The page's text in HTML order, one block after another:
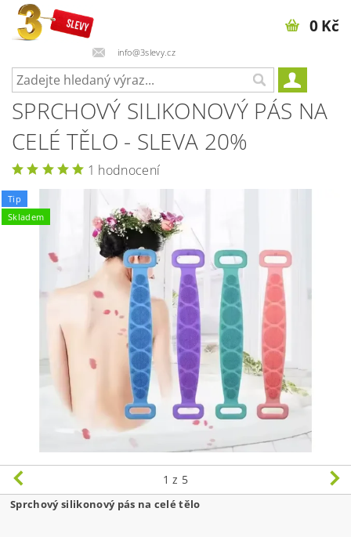
info@3slevy.cz
0 Kč
SPRCHOVÝ SILIKONOVÝ PÁS NA
CELÉ TĚLO - SLEVA 20%
1 hodnocení
Tip
Skladem
1 z 5
Sprchový silikonový pás na celé tělo